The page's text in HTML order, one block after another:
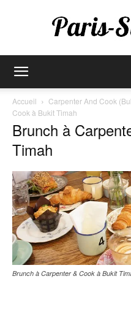
Accueil Carpenter And Cook
Cook à Bukit Timah
Brunch à
Timah
Brunch à Carpenter & Cook à Bukit